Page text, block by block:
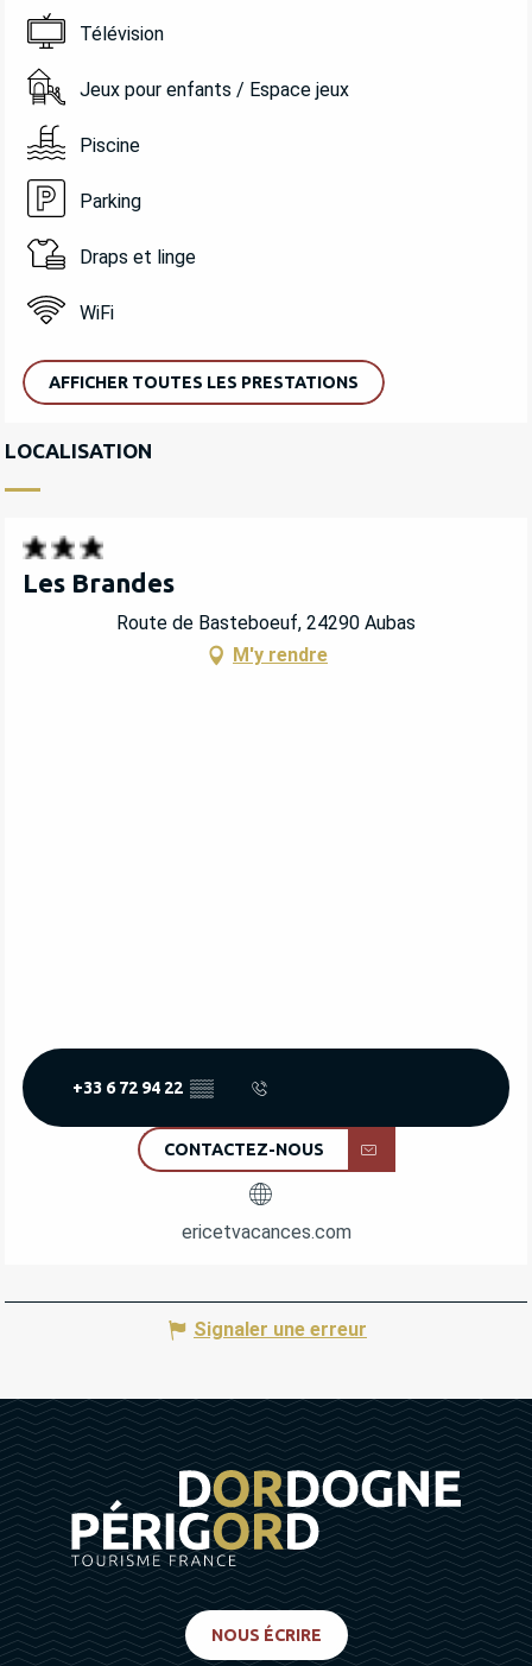
Télévision
Jeux pour enfants / Espace jeux
Piscine
Parking
Draps et linge
WiFi
AFFICHER TOUTES LES PRESTATIONS
LOCALISATION
Les Brandes
Route de Basteboeuf, 24290 Aubas
M'y rendre
+33 6 72 94 22 ▒▒
CONTACTEZ-NOUS
ericetvacances.com
Signaler une erreur
NOUS ÉCRIRE